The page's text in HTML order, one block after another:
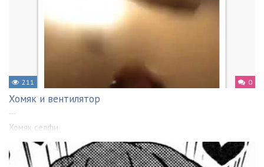
211 0
Хомяк и вентилятор
---
Хомяк селфи